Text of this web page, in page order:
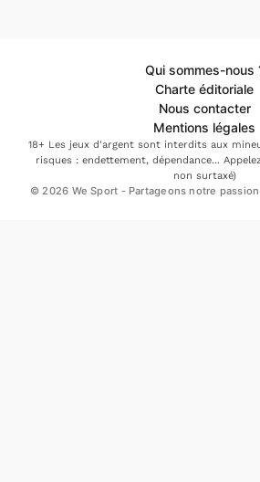
Qui sommes-nous
Charte éditoriale
Nous contacter
Mentions légales
18+ Les jeux d'argent sont interdits aux
risques : endettement, dépendance... Appelez
non surtaxé)
© 2026 We Sport - Partageons notre